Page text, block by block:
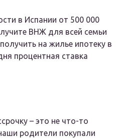
в Испании от 500 000
ВНЖ для всей семьи
на жилье ипотеку в
процентная ставка
– это не что-то
родители покупали